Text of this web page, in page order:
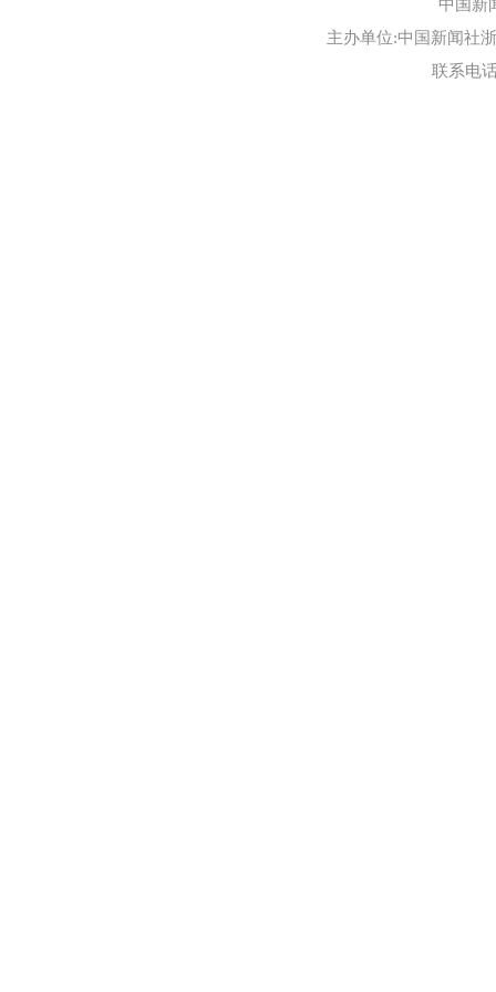
中国新
主办单位:中国新闻社
联系电